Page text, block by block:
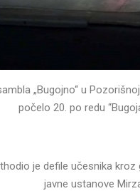
„Bugojno“ u
počelo 20. po redu
je defile učesnika
javne ustanove